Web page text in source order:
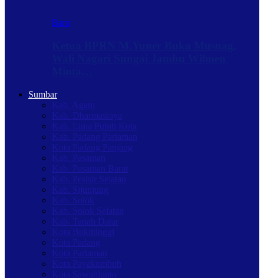
Baru
Sumbar
Kab. Agam
Kab. Dharmasraya
Kab. Lima Puluh Kota
Kab. Padang Pariaman
Kota Padang Panjang
Kab. Pasaman
Kab. Pasaman Barat
Kab. Pesisir Selatan
Kab. Sijunjung
Kab. Solok
Kab. Solok Selatan
Kab. Tanah Datar
Kota Bukittinggi
Kota Padang
Kota Pariaman
Kota Payakumbuh
Kota Sawahlunto